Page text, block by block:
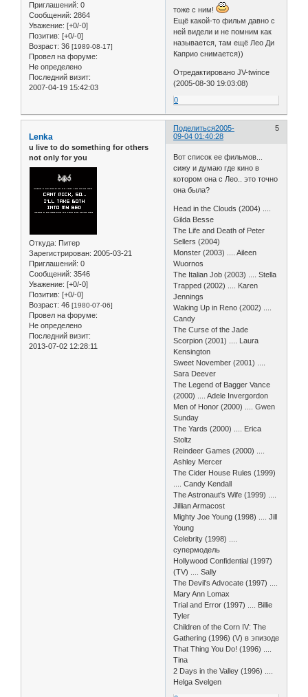
Приглашений: 0
Сообщений: 2864
Уважение: [+0/-0]
Позитив: [+0/-0]
Возраст: 36 [1989-08-17]
Провел на форуме:
Не определено
Последний визит:
2007-04-19 15:42:03
тоже с ним!
Ещё какой-то фильм давно с
ней видели и не помним как
называется, там ещё Лео Ди
Каприо снимается))
Отредактировано JV-twince
(2005-08-30 19:03:08)
0
Поделиться 5
2005-
09-04 01:40:28
Lenka
u live to do something for others
not only for you
Откуда: Питер
Зарегистрирован: 2005-03-21
Приглашений: 0
Сообщений: 3546
Уважение: [+0/-0]
Позитив: [+0/-0]
Возраст: 46 [1980-07-06]
Провел на форуме:
Не определено
Последний визит:
2013-07-02 12:28:11
Вот список ее фильмов...
сижу и думаю где кино в
котором она с Лео.. это точно
она была?
Head in the Clouds (2004) ....
Gilda Besse
The Life and Death of Peter
Sellers (2004)
Monster (2003) .... Aileen
Wuornos
The Italian Job (2003) .... Stella
Trapped (2002) .... Karen
Jennings
Waking Up in Reno (2002) ....
Candy
The Curse of the Jade
Scorpion (2001) .... Laura
Kensington
Sweet November (2001) ....
Sara Deever
The Legend of Bagger Vance
(2000) .... Adele Invergordon
Men of Honor (2000) .... Gwen
Sunday
The Yards (2000) .... Erica
Stoltz
Reindeer Games (2000) ....
Ashley Mercer
The Cider House Rules (1999)
.... Candy Kendall
The Astronaut's Wife (1999) ....
Jillian Armacost
Mighty Joe Young (1998) .... Jill
Young
Celebrity (1998) ....
супермодель
Hollywood Confidential (1997)
(TV) .... Sally
The Devil's Advocate (1997) ....
Mary Ann Lomax
Trial and Error (1997) .... Billie
Tyler
Children of the Corn IV: The
Gathering (1996) (V) в эпизоде
That Thing You Do! (1996) ....
Tina
2 Days in the Valley (1996) ....
Helga Svelgen